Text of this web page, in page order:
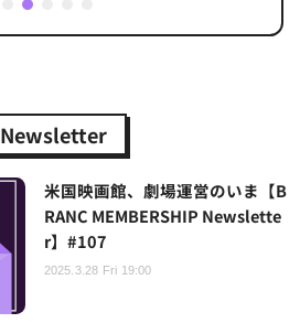
2
Newsletter
米国映画館、劇場運営のいま【B
RANC MEMBERSHIP Newslette
r】#107
2025.3.28 Fri 19:00